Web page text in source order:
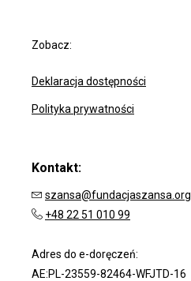
Zobacz:
Deklaracja dostępności
Polityka prywatności
Kontakt:
szansa@fundacjaszansa.org
+48 22 51 010 99
Adres do e-doręczeń:
AE:PL-23559-82464-WFJTD-16